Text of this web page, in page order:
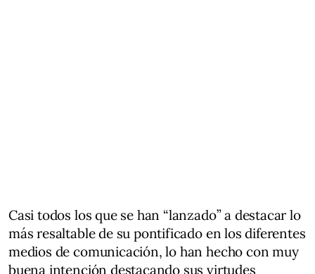
Casi todos los que se han “lanzado” a destacar lo
más resaltable de su pontificado en los diferentes
medios de comunicación, lo han hecho con muy
buena intención destacando sus virtudes